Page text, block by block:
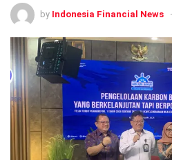
by Indonesia Financial News